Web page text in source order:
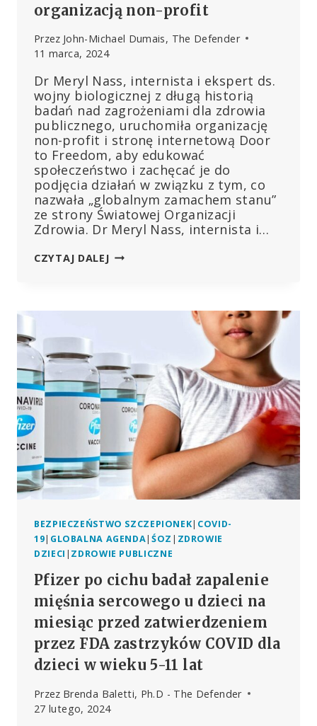
organizacją non-profit
Przez John-Michael Dumais, The Defender
11 marca, 2024
Dr Meryl Nass, internista i ekspert ds.
wojny biologicznej z długą historią
badań nad zagrożeniami dla zdrowia
publicznego, uruchomiła organizację
non-profit i stronę internetową Door
to Freedom, aby edukować
społeczeństwo i zachęcać je do
podjęcia działań w związku z tym, co
nazwała „globalnym zamachem stanu”
ze strony Światowej Organizacji
Zdrowia. Dr Meryl Nass, internista i…
CZYTAJ DALEJ„DRZWI
WHO
Z
NOWĄ
ORGANIZACJĄ
NON-
PROFIT
BEZPIECZEŃSTWO SZCZEPIONEK| COVID-
19| GLOBALNA AGENDA| ŚOZ | ZDROWIE
DZIECI | ZDROWIE PUBLICZNE
Pfizer po cichu badał zapalenie
mięśnia sercowego u dzieci na
miesiąc przed zatwierdzeniem
przez FDA zastrzyków COVID dla
dzieci w wieku 5-11 lat
Przez Brenda Baletti, Ph.D - The Defender
27 lutego, 2024